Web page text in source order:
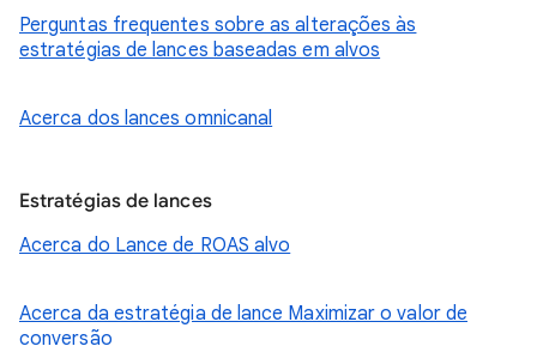
Perguntas frequentes sobre as alterações às
estratégias de lances baseadas em alvos
Acerca dos lances omnicanal
Estratégias de lances
Acerca do Lance de ROAS alvo
Acerca da estratégia de lance Maximizar o valor de
conversão